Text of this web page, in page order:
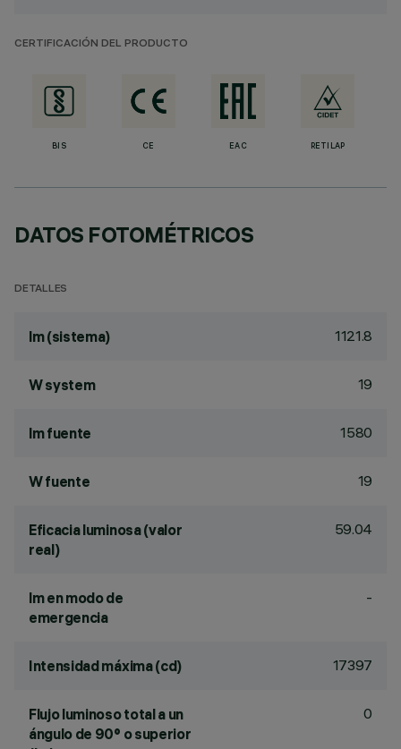
CERTIFICACIÓN DEL PRODUCTO
BIS CE EAC RETILAP
DATOS FOTOMÉTRICOS
DETALLES
lm (sistema) 1121.8
W system 19
lm fuente 1580
W fuente 19
Eficacia luminosa (valor
real)
59.04
lm en modo de
emergencia
-
Intensidad máxima (cd) 17397
Flujo luminoso total a un
ángulo de 90° o superior
0